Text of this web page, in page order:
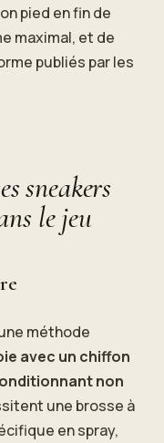
pied en fin de
maximal, et de
publiés par les
sneakers
le jeu
méthode
avec un chiffon
non
une brosse à
en spray,